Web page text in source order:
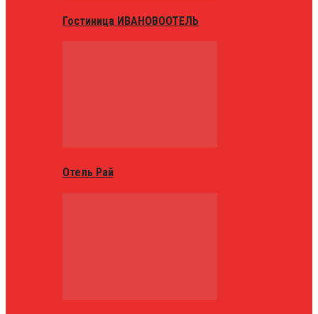
Гостиница ИВАНОВООТЕЛЬ
Отель Рай